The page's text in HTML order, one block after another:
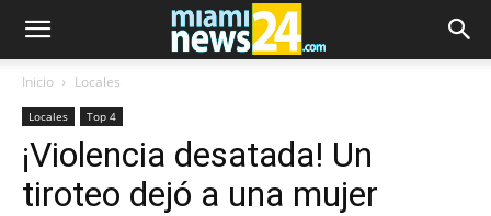
Inicio Locales
Locales Top 4
¡Violencia desatada! Un
tiroteo dejó a una mujer